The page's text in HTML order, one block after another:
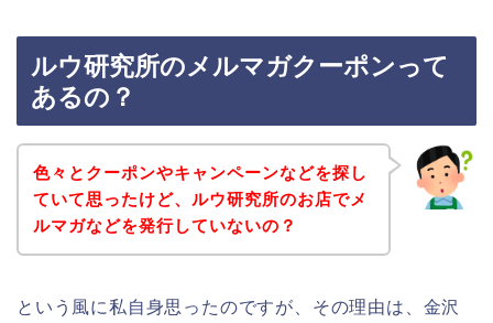
ルウ研究所のメルマガクーポンって
あるの？
色々とクーポンやキャンペーンなどを探し
ていて思ったけど、ルウ研究所のお店でメ
ルマガなどを発行していないの？
という風に私自身思ったのですが、その理由は、金沢